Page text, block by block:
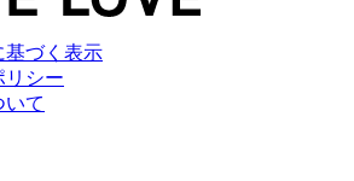
基づく表示
リシー
いて